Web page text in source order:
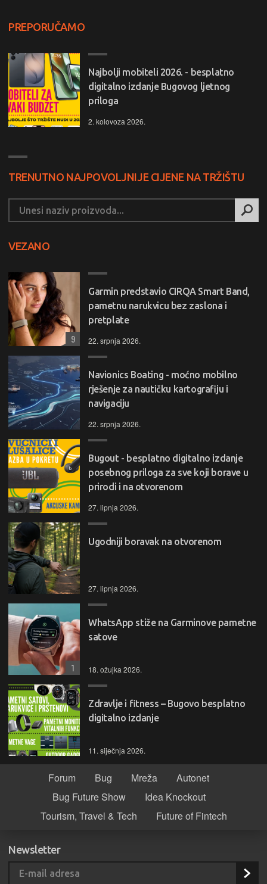
PREPORUČAMO
Najbolji mobiteli 2026. - besplatno
digitalno izdanje Bugovog ljetnog
priloga
2. kolovoza 2026.
TRENUTNO NAJPOVOLJNIJE CIJENE NA TRŽIŠTU
VEZANO
Garmin predstavio CIRQA Smart Band,
pametnu narukvicu bez zaslona i
pretplate
22. srpnja 2026.
9
Navionics Boating - moćno mobilno
rješenje za nautičku kartografiju i
navigaciju
22. srpnja 2026.
Bugout - besplatno digitalno izdanje
posebnog priloga za sve koji borave u
prirodi i na otvorenom
27. lipnja 2026.
Ugodniji boravak na otvorenom
27. lipnja 2026.
WhatsApp stiže na Garminove pametne
satove
18. ožujka 2026.
1
Zdravlje i fitness – Bugovo besplatno
digitalno izdanje
11. siječnja 2026.
Forum Bug Mreža
Autonet
Bug Future Show
Idea Knockout
Tourism, Travel & Tech
Future of Fintech
Newsletter